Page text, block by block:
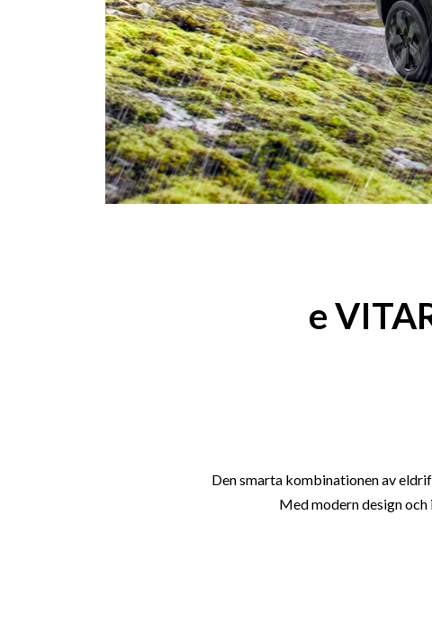
e
Den smarta kombinationen av
Med modern design